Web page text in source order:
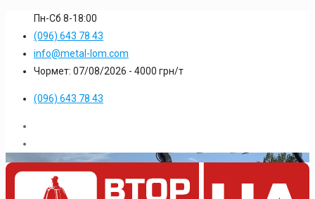
Пн-Сб 8-18:00
(096) 643 78 43
info@metal-lom.com
Чормет: 07/08/2026 - 4000 грн/т
(096) 643 78 43